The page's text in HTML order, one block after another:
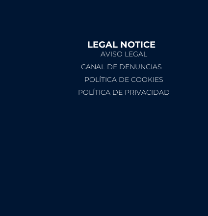
LEGAL NOTICE​
AVISO LEGAL
CANAL DE DENUNCIAS
POLÍTICA DE COOKIES
POLÍTICA DE PRIVACIDAD